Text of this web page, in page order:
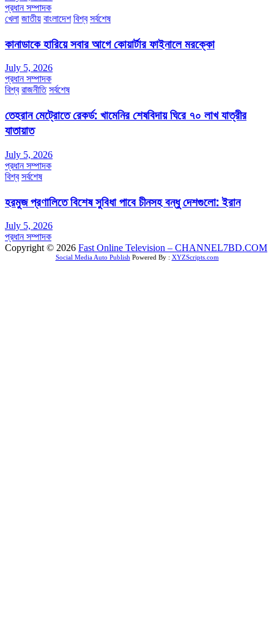
প্রধান সম্পাদক
খেলা জাতীয় বাংলাদেশ বিশ্ব সর্বশেষ
কানাডাকে হারিয়ে সবার আগে কোয়ার্টার ফাইনালে মরক্কো
July 5, 2026
প্রধান সম্পাদক
বিশ্ব রাজনীতি সর্বশেষ
তেহরান মেট্রোতে রেকর্ড: খামেনির শেষবিদায় ঘিরে ৭০ লাখ যাত্রীর
যাতায়াত
July 5, 2026
প্রধান সম্পাদক
বিশ্ব সর্বশেষ
হরমুজ প্রণালিতে বিশেষ সুবিধা পাবে চীনসহ বন্ধু দেশগুলো: ইরান
July 5, 2026
প্রধান সম্পাদক
Copyright © 2026 Fast Online Television – CHANNEL7BD.COM
Social Media Auto Publish Powered By : XYZScripts.com